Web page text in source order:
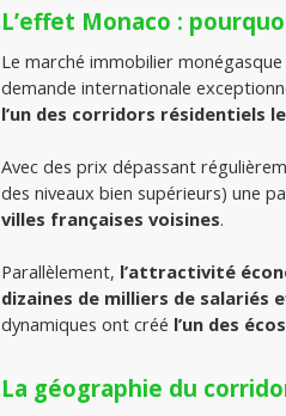
L’effet Monaco :
Le marché immobilier
demande internationale
l’un des corridors résidentiels
Avec des prix dépassant
des niveaux bien supérieurs) une
villes françaises voisines.
Parallèlement, l’attractivité
dizaines de milliers de
dynamiques ont créé l’un des
La géographie du